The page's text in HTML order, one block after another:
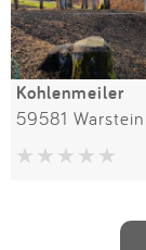
Kohlenmeiler
59581 Warstein